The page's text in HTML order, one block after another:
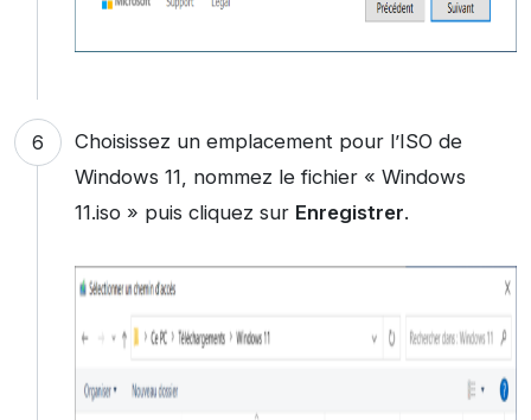
Choisissez un emplacement pour l’ISO de
Windows 11, nommez le fichier « Windows
11.iso » puis cliquez sur Enregistrer.